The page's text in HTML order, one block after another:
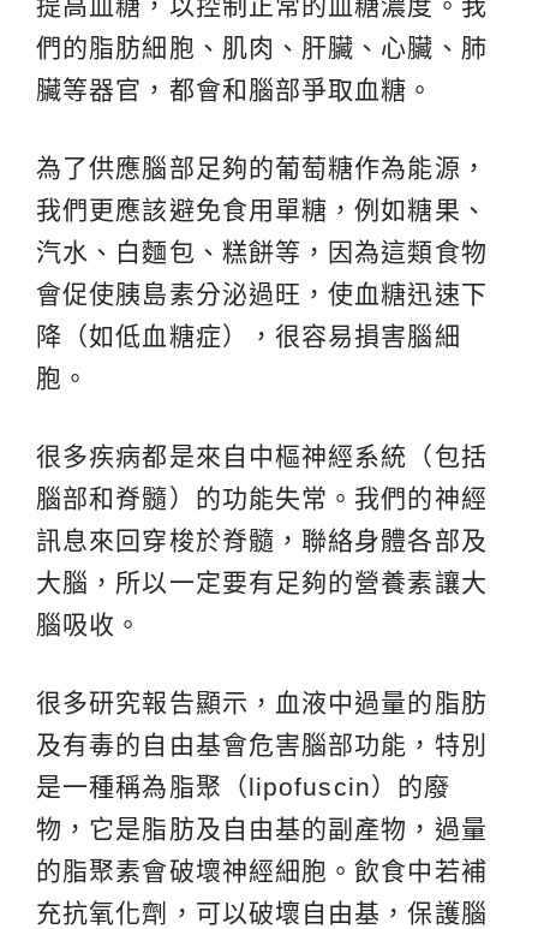
提高血糖，以控制正常的血糖濃度。我
們的脂肪細胞、肌肉、肝臟、心臟、肺
臟等器官，都會和腦部爭取血糖。
為了供應腦部足夠的葡萄糖作為能源，
我們更應該避免食用單糖，例如糖果、
汽水、白麵包、糕餅等，因為這類食物
會促使胰島素分泌過旺，使血糖迅速下
降（如低血糖症），很容易損害腦細
胞。
很多疾病都是來自中樞神經系統（包括
腦部和脊髓）的功能失常。我們的神經
訊息來回穿梭於脊髓，聯絡身體各部及
大腦，所以一定要有足夠的營養素讓大
腦吸收。
很多研究報告顯示，血液中過量的脂肪
及有毒的自由基會危害腦部功能，特別
是一種稱為脂聚（lipofuscin）的廢
物，它是脂肪及自由基的副產物，過量
的脂聚素會破壞神經細胞。飲食中若補
充抗氧化劑，可以破壞自由基，保護腦